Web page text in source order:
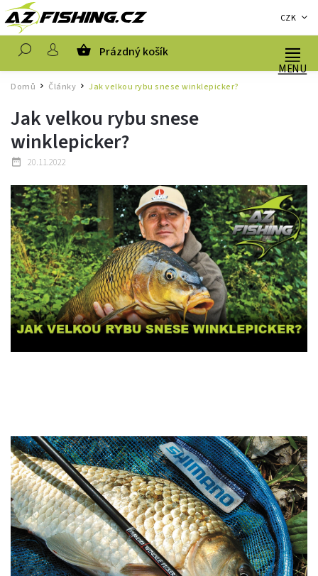
CZK
Prázdný košík
Domů / Články / Jak velkou rybu snese winklepicker?
Jak velkou rybu snese
winklepicker?
20.11.2022